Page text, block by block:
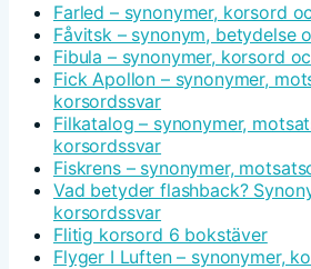
Farled – synonymer, korsord
Fåvitsk – synonym, betydelse
Fibula – synonymer, korsord
Fick Apollon – synonymer,
korsordssvar
Filkatalog – synonymer,
korsordssvar
Fiskrens – synonymer,
Vad betyder flashback?
korsordssvar
Flitig korsord 6 bokstäver
Flyger I Luften – synonymer,